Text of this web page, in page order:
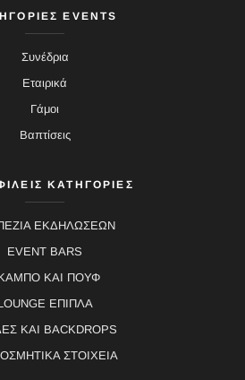
EVENTS
Συνέδρια
Εταιρικά
Γάμοι
Βαπτίσεις
ΚΑΤΗΓΟΡΙΕΣ
ΕΚΔΗΛΩΣΕΩΝ
EVENT BARS
ΚΑΙ ΠΟΥΦ
ΕΠΙΠΛΑ
ΚΑΙ BACKDROPS
ΣΤΟΙΧΕΙΑ